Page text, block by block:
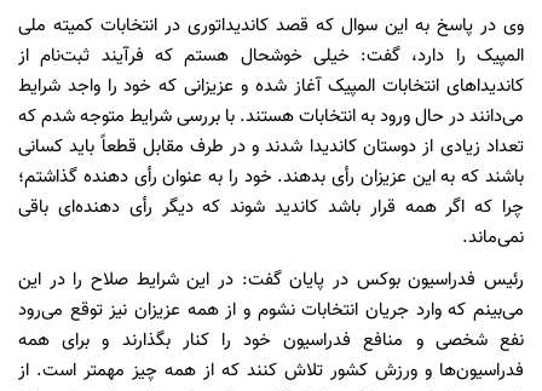
وی در پاسخ به این سوال که قصد کاندیداتوری در انتخابات کمیته ملی
المپیک را دارد، گفت: خیلی خوشحال هستم که فرآیند ثبت‌نام از
کاندیداهای انتخابات المپیک آغاز شده و عزیزانی که خود را واجد شرایط
می‌دانند در حال ورود به انتخابات هستند. با بررسی شرایط متوجه شدم که
تعداد زیادی از دوستان کاندیدا شدند و در طرف مقابل قطعاً باید کسانی
باشند که به این عزیزان رأی بدهند. خود را به عنوان رأی دهنده گذاشتم؛
چرا که اگر همه قرار باشد کاندید شوند که دیگر رأی دهنده‌ای باقی
نمی‌ماند.
رئیس فدراسیون بوکس در پایان گفت: در این شرایط صلاح را در این
می‌بینم که وارد جریان انتخابات نشوم و از همه عزیزان نیز توقع می‌رود
نفع شخصی و منافع فدراسیون خود را کنار بگذارند و برای همه
فدراسیون‌ها و ورزش کشور تلاش کنند که از همه چیز مهمتر است. از